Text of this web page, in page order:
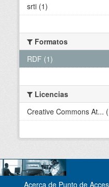
srti (1)
Formatos
RDF (1)
Licencias
Creative Commons At...
Acerca de Punto de